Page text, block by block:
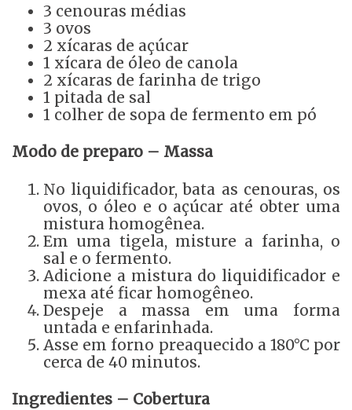
3 cenouras médias
3 ovos
2 xícaras de açúcar
1 xícara de óleo de canola
2 xícaras de farinha de trigo
1 pitada de sal
1 colher de sopa de fermento em pó
Modo de preparo – Massa
No liquidificador, bata as cenouras, os
ovos, o óleo e o açúcar até obter uma
mistura homogênea.
Em uma tigela, misture a farinha, o
sal e o fermento.
Adicione a mistura do liquidificador e
mexa até ficar homogêneo.
Despeje a massa em uma forma
untada e enfarinhada.
Asse em forno preaquecido a 180°C por
cerca de 40 minutos.
Ingredientes – Cobertura